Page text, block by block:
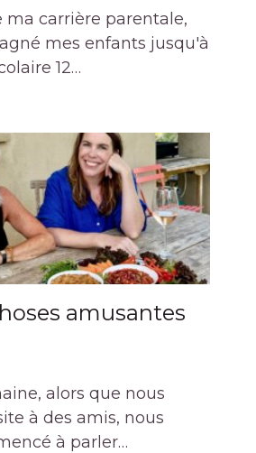
ma carrière parentale,
mes enfants jusqu'à
12…
amusantes
alors que nous
à des amis, nous
à parler…